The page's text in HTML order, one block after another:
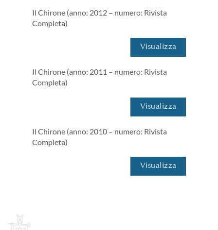
Il Chirone (anno: 2012 – numero: Rivista
Completa)
Visualizza
Il Chirone (anno: 2011 – numero: Rivista
Completa)
Visualizza
Il Chirone (anno: 2010 – numero: Rivista
Completa)
Visualizza